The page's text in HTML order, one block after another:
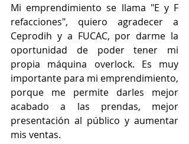
Mi emprendimiento se llama "E y F
refacciones", quiero agradecer a
Ceprodih y a FUCAC, por darme la
oportunidad de poder tener mi
propia máquina overlock. Es muy
importante para mi emprendimiento,
porque me permite darles mejor
acabado a las prendas, mejor
presentación al público y aumentar
mis ventas.